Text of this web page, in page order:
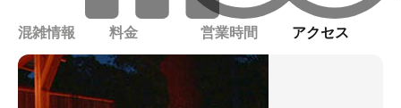
混雑情報 料金 営業時間 アクセス